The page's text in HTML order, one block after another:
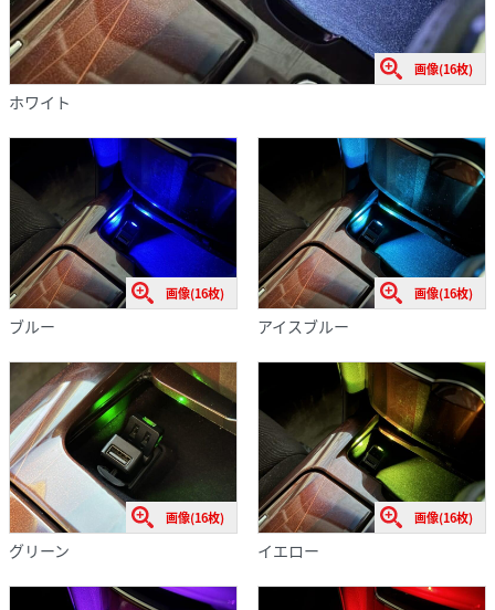
画像(16枚)
ホワイト
画像(16枚)
ブルー
画像(16枚)
アイスブルー
画像(16枚)
グリーン
画像(16枚)
イエロー